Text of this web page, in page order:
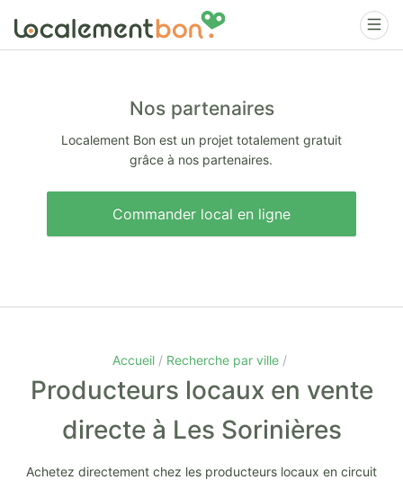
Nos partenaires
Localement Bon est un projet totalement gratuit
grâce à nos partenaires.
Commander local en ligne
Accueil Recherche par ville
Producteurs locaux en vente
directe à Les Sorinières
Achetez directement chez les producteurs locaux en circuit